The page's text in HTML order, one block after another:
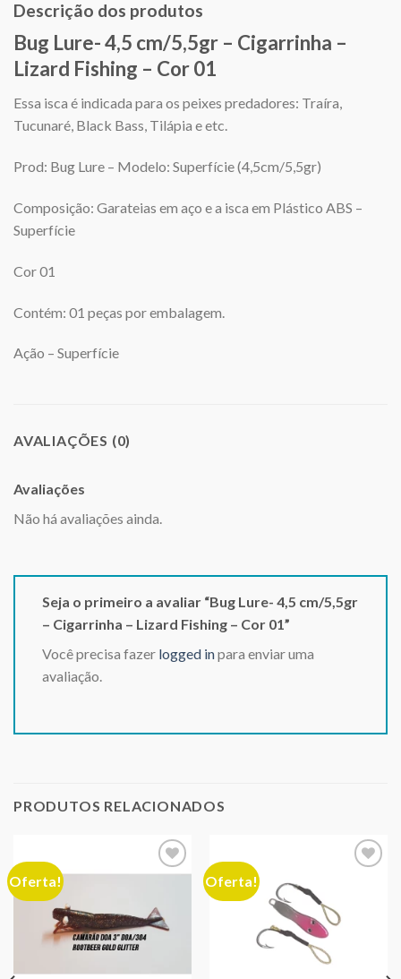
Descrição dos produtos
Bug Lure- 4,5 cm/5,5gr – Cigarrinha –
Lizard Fishing – Cor 01
Essa isca é indicada para os peixes predadores: Traíra,
Tucunaré, Black Bass, Tilápia e etc.
Prod: Bug Lure – Modelo: Superfície (4,5cm/5,5gr)
Composição: Garateias em aço e a isca em Plástico ABS –
Superfície
Cor 01
Contém: 01 peças por embalagem.
Ação – Superfície
AVALIAÇÕES (0)
Avaliações
Não há avaliações ainda.
Seja o primeiro a avaliar “Bug Lure- 4,5 cm/5,5gr
– Cigarrinha – Lizard Fishing – Cor 01”
Você precisa fazer logged inpara enviar uma
avaliação.
PRODUTOS RELACIONADOS
Oferta! Oferta!